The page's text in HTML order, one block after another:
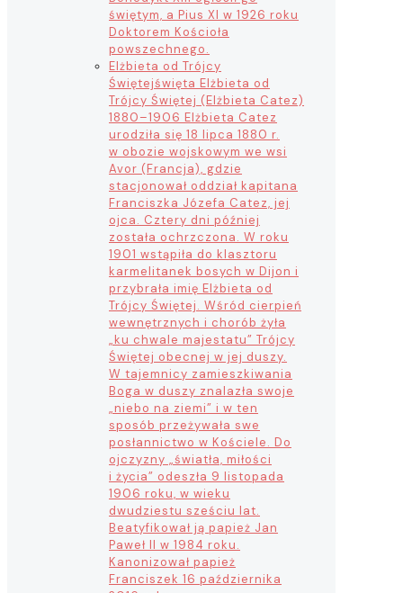
świętym, a Pius XI w 1926 roku
Doktorem Kościoła
powszechnego.
Elżbieta od Trójcy
Świętejświęta Elżbieta od
Trójcy Świętej (Elżbieta Catez)
1880–1906 Elżbieta Catez
urodziła się 18 lipca 1880 r.
w obozie wojskowym we wsi
Avor (Francja), gdzie
stacjonował oddział kapitana
Franciszka Józefa Catez, jej
ojca. Cztery dni później
została ochrzczona. W roku
1901 wstąpiła do klasztoru
karmelitanek bosych w Dijon i
przybrała imię Elżbieta od
Trójcy Świętej. Wśród cierpień
wewnętrznych i chorób żyła
„ku chwale majestatu” Trójcy
Świętej obecnej w jej duszy.
W tajemnicy zamieszkiwania
Boga w duszy znalazła swoje
„niebo na ziemi” i w ten
sposób przeżywała swe
posłannictwo w Kościele. Do
ojczyzny „światła, miłości
i życia” odeszła 9 listopada
1906 roku, w wieku
dwudziestu sześciu lat.
Beatyfikował ją papież Jan
Paweł II w 1984 roku.
Kanonizował papież
Franciszek 16 października